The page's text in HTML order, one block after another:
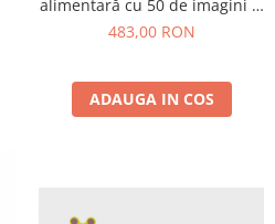
alimentară cu 50 de imagini și
carte de lucru
483,00 RON
ADAUGA IN COS